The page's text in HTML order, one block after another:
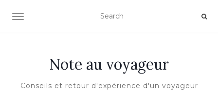
OUVRIR/FERMER LA NAVIGATION
Note au voyageur
Conseils et retour d'expérience d'un voyageur